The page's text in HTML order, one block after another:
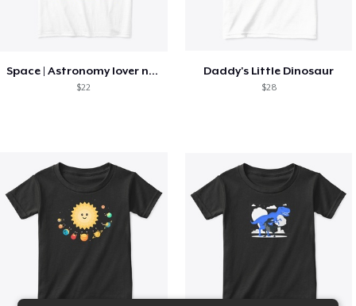
Space | Astronomy lover nice summer tee
$22
Daddy's Little Dinosaur
$28